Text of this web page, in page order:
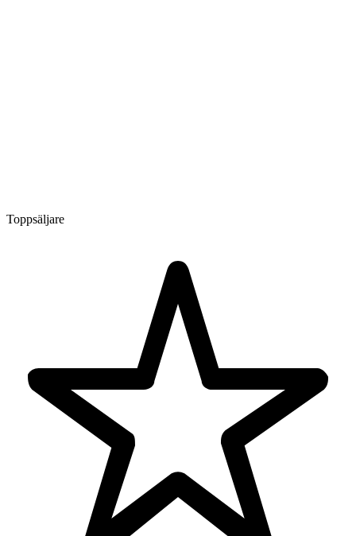
Toppsäljare